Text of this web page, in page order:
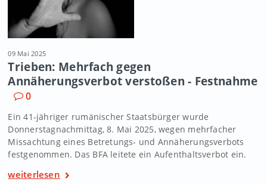
09 Mai 2025
Trieben: Mehrfach gegen
Annäherungsverbot verstoßen - Festnahme
0
Ein 41-jähriger rumänischer Staatsbürger wurde
Donnerstagnachmittag, 8. Mai 2025, wegen mehrfacher
Missachtung eines Betretungs- und Annäherungsverbots
festgenommen. Das BFA leitete ein Aufenthaltsverbot ein.
weiterlesen